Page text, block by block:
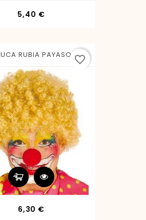
5,40 €Precio
RUBIA PAYASO...
6,30 €
favorite_border